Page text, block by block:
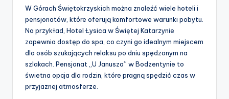
W Górach Świętokrzyskich można znaleźć wiele hoteli i
pensjonatów, które oferują komfortowe warunki pobytu.
Na przykład, Hotel Łysica w Świętej Katarzynie
zapewnia dostęp do spa, co czyni go idealnym miejscem
dla osób szukających relaksu po dniu spędzonym na
szlakach. Pensjonat „U Janusza” w Bodzentynie to
świetna opcja dla rodzin, które pragną spędzić czas w
przyjaznej atmosferze.